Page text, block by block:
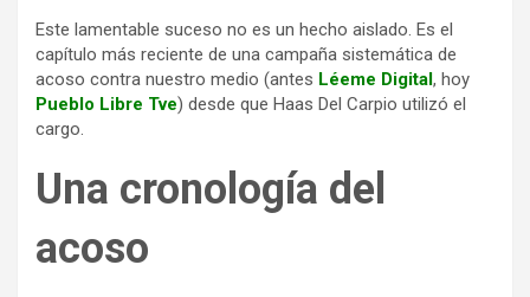
Este lamentable suceso no es un hecho aislado. Es el
capítulo más reciente de una campaña sistemática de
acoso contra nuestro medio (antes Léeme Digital, hoy
Pueblo Libre Tve) desde que Haas Del Carpio utilizó el
cargo.
Una cronología del
acoso